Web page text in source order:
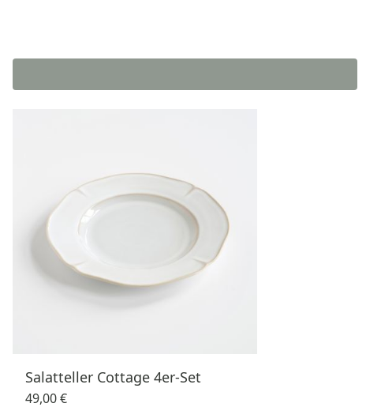
Salatteller Cottage 4er-Set
49,00 €